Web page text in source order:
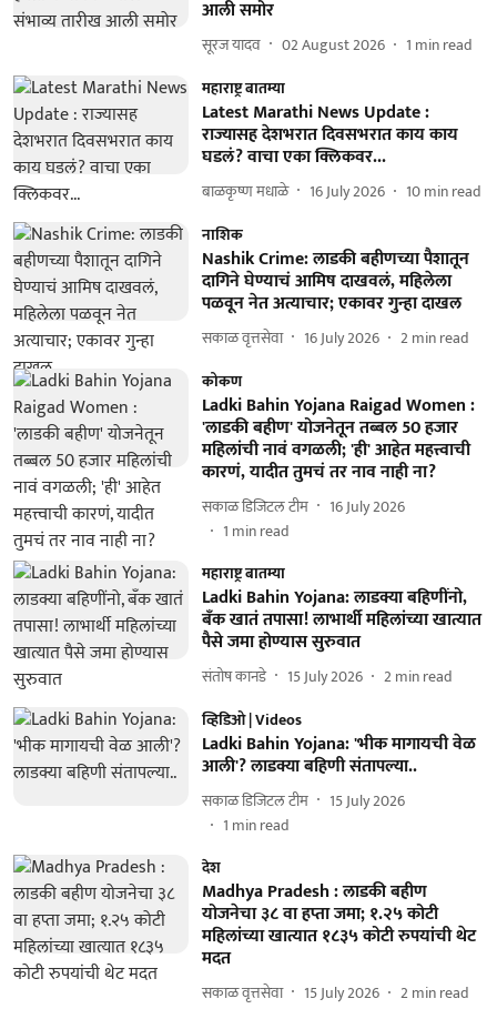
आली समोर
सूरज यादव 02 August 2026 1 min read
महाराष्ट्र बातम्या
Latest Marathi News Update :
राज्यासह देशभरात दिवसभरात काय काय
घडलं? वाचा एका क्लिकवर...
बाळकृष्ण मधाळे 16 July 2026 10min read
नाशिक
Nashik Crime: लाडकी बहीणच्या पैशातून
दागिने घेण्याचं आमिष दाखवलं, महिलेला
पळवून नेत अत्याचार; एकावर गुन्हा दाखल
सकाळ वृत्तसेवा 16 July 2026 2min read
कोकण
Ladki Bahin Yojana Raigad Women :
'लाडकी बहीण' योजनेतून तब्बल 50 हजार
महिलांची नावं वगळली; 'ही' आहेत महत्त्वाची
कारणं, यादीत तुमचं तर नाव नाही ना?
सकाळ डिजिटल टीम
16 July 2026
1 min read
महाराष्ट्र बातम्या
Ladki Bahin Yojana: लाडक्या बहिणींनो,
बँक खातं तपासा! लाभार्थी महिलांच्या खात्यात
पैसे जमा होण्यास सुरुवात
संतोष कानडे 15 July 2026 2min read
व्हिडिओ | Videos
Ladki Bahin Yojana: 'भीक मागायची वेळ
आली'? लाडक्या बहिणी संतापल्या..
सकाळ डिजिटल टीम
15 July 2026
1 min read
देश
Madhya Pradesh : लाडकी बहीण
योजनेचा ३८ वा हप्ता जमा; १.२५ कोटी
महिलांच्या खात्यात १८३५ कोटी रुपयांची थेट
मदत
सकाळ वृत्तसेवा 15 July 2026 2min read